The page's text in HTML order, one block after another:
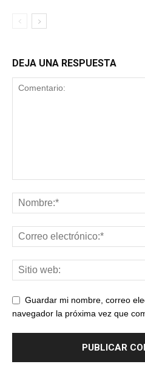
DEJA UNA RESPUESTA
Guardar mi nombre, correo
navegador la próxima vez que